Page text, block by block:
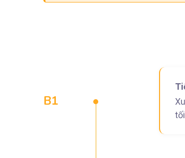
B1